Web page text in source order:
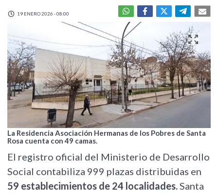
19 ENERO 2026 - 08:00
La Residencia Asociación Hermanas de los Pobres de Santa
Rosa cuenta con 49 camas.
El registro oficial del Ministerio de Desarrollo
Social contabiliza 999 plazas distribuidas en
59 establecimientos de 24 localidades.Santa